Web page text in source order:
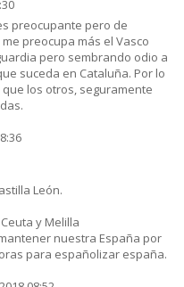
preocupante pero de
preocupa más el Vasco
pero sembrando odio a
suceda en Cataluña. Por lo
los otros, seguramente
León.
y Melilla
nuestra España por
para españolizar españa.